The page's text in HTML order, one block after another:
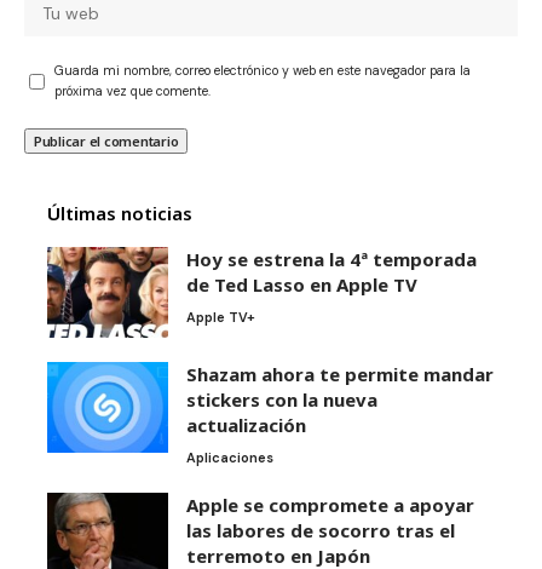
Guarda mi nombre, correo electrónico y web en este navegador para la
próxima vez que comente.
Últimas noticias
Hoy se estrena la 4ª temporada
de Ted Lasso en Apple TV
Apple TV+
Shazam ahora te permite mandar
stickers con la nueva
actualización
Aplicaciones
Apple se compromete a apoyar
las labores de socorro tras el
terremoto en Japón